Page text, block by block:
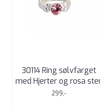
30114 Ring sølvfarget
med Hjerter og rosa
299,-